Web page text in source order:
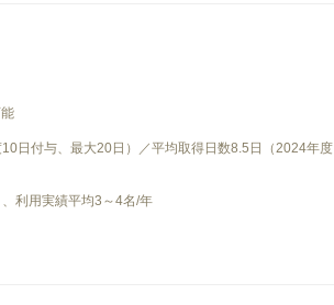
日付与、最大20日）／平均取得日数8.5日（2024年度
利用実績平均3～4名/年